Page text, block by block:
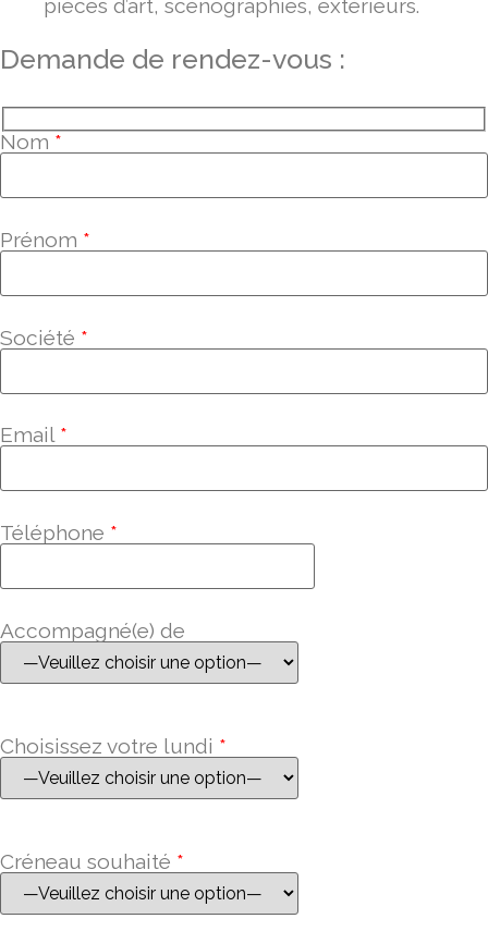
pièces d’art, scénographies, extérieurs.
Demande de rendez-vous :
Nom *
Prénom *
Société *
Email *
Téléphone *
Accompagné(e) de
Choisissez votre lundi *
Créneau souhaité *